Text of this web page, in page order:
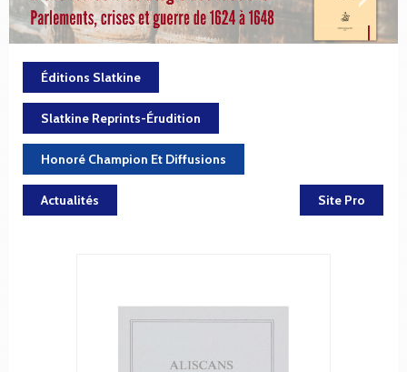
Éditions Slatkine
Slatkine Reprints-Érudition
Honoré Champion Et Diffusions
Actualités Site Pro